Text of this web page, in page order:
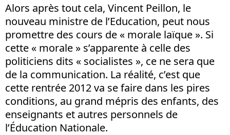
Alors après tout cela, Vincent Peillon, le
nouveau ministre de l’Education, peut nous
promettre des cours de « morale laïque ». Si
cette « morale » s’apparente à celle des
politiciens dits « socialistes », ce ne sera que
de la communication. La réalité, c’est que
cette rentrée 2012 va se faire dans les pires
conditions, au grand mépris des enfants, des
enseignants et autres personnels de
l’Éducation Nationale.